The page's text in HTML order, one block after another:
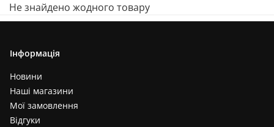
Не знайдено жодного товару
Інформація
Новини
Наші магазини
Мої замовлення
Відгуки